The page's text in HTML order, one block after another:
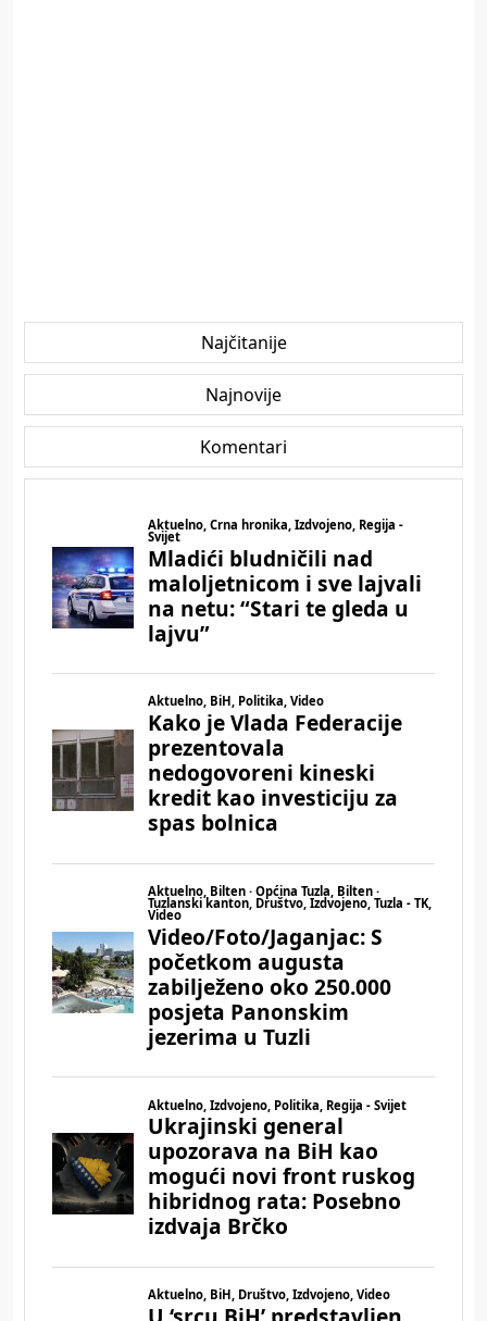
Najčitanije
Najnovije
Komentari